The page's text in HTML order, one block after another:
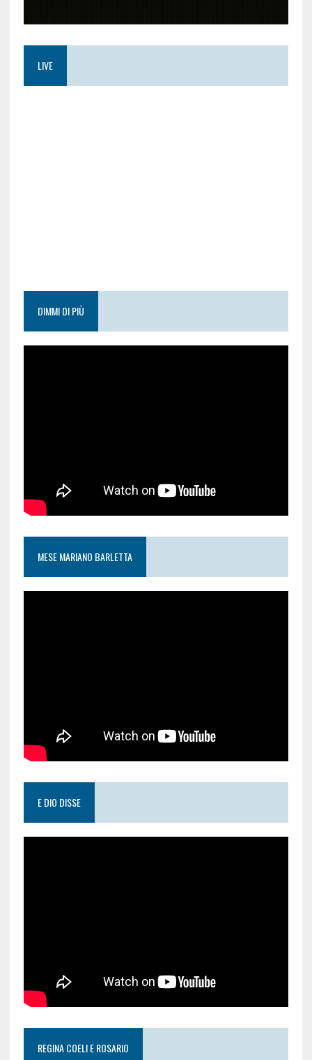
LIVE
DIMMI DI PIÙ
MESE MARIANO BARLETTA
E DIO DISSE
REGINA COELI E ROSARIO